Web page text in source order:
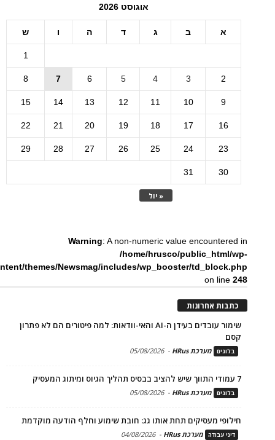
אוגוסט 2026
א ב ג ד ה ו ש
« יול
1
2
3
4
5
6
7
8
9
10
11
12
13
14
15
16
17
18
19
20
21
22
23
24
25
26
27
28
29
30
31
Warning: A non-numeric value encountered in
/home/hrusco/public_html/wp-
themes/Newsmag/includes/wp_booster/td_block.php
on line248
כתבות אחרונות
שימור עובדים בעידן ה-AI והאי-וודאות: למה פיטורים הם לא פתרון
קסם
בלוגים מערכת HRus -
05/08/2026
7 עמודי התווך שיש להציב בבסיס תהליך הגיוס ומיתוג המעסיק
בלוגים מערכת HRus -
05/08/2026
חילופי מעסיקים תחת אותו גג: חובת שימוע וחלף הודעה מוקדמת
דיני עבודה מערכת HRus -
04/08/2026